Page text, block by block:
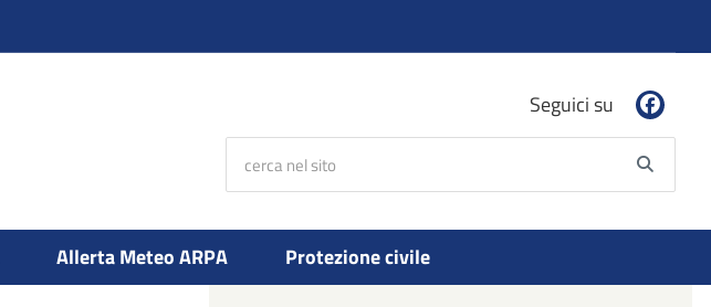
Seguici su
Allerta Meteo ARPA Protezione civile